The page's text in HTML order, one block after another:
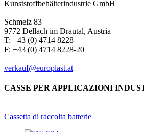
Kunststoffbehälterindustrie GmbH
Schmelz 83
9772 Dellach im Drautal, Austria
T: +43 (0) 4714 8228
F: +43 (0) 4714 8228-20
verkauf@europlast.at
CASSE PER APPLICAZIONI
Cassetta di raccolta batterie